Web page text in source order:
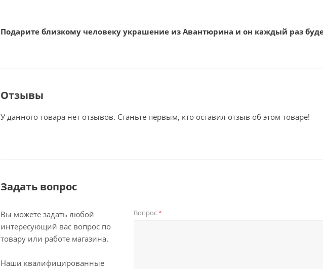
Подарите близкому человеку украшение из Авантюрина и он каждый раз
Отзывы
У данного товара нет отзывов. Станьте первым, кто оставил отзыв об этом товаре!
Задать вопрос
Вы можете задать любой
интересующий вас вопрос по
товару или работе магазина.
Наши квалифицированные
Вопрос*